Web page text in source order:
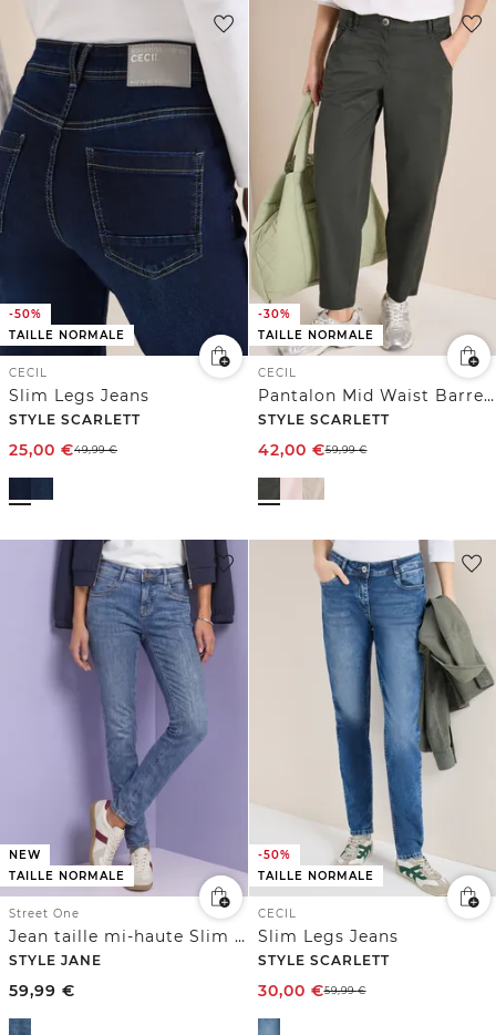
-50%
TAILLE NORMALE
CECIL
Slim Legs Jeans
STYLE SCARLETT
25,00 €49,99€
-30%
TAILLE NORMALE
CECIL
Pantalon Mid Waist Barrel Leg à coupe décontractée
STYLE SCARLETT
42,00 €59,99€
NEW
TAILLE NORMALE
Street One
Jean taille mi-haute Slim Leg, coupe décontractée
STYLE JANE
59,99 €
-50%
TAILLE NORMALE
CECIL
Slim Legs Jeans
STYLE SCARLETT
30,00 €59,99€